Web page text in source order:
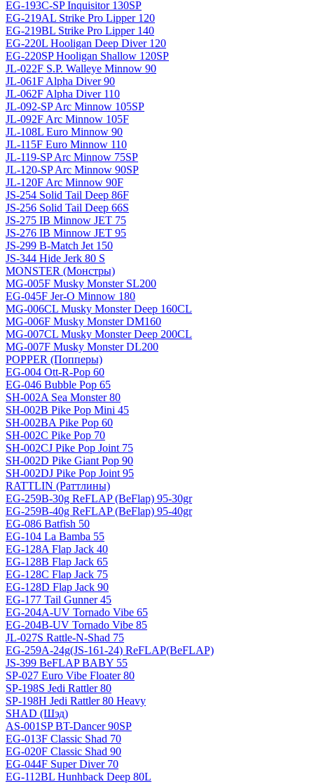
EG-193C-SP Inquisitor 130SP
EG-219AL Strike Pro Lipper 120
EG-219BL Strike Pro Lipper 140
EG-220L Hooligan Deep Diver 120
EG-220SP Hooligan Shallow 120SP
JL-022F S.P. Walleye Minnow 90
JL-061F Alpha Diver 90
JL-062F Alpha Diver 110
JL-092-SP Arc Minnow 105SP
JL-092F Arc Minnow 105F
JL-108L Euro Minnow 90
JL-115F Euro Minnow 110
JL-119-SP Arc Minnow 75SP
JL-120-SP Arc Minnow 90SP
JL-120F Arc Minnow 90F
JS-254 Solid Tail Deep 86F
JS-256 Solid Tail Deep 66S
JS-275 IB Minnow JET 75
JS-276 IB Minnow JET 95
JS-299 B-Match Jet 150
JS-344 Hide Jerk 80 S
MONSTER (Монстры)
MG-005F Musky Monster SL200
EG-045F Jer-O Minnow 180
MG-006CL Musky Monster Deep 160CL
MG-006F Musky Monster DM160
MG-007CL Musky Monster Deep 200CL
MG-007F Musky Monster DL200
POPPER (Попперы)
EG-004 Ott-R-Pop 60
EG-046 Bubble Pop 65
SH-002A Sea Monster 80
SH-002B Pike Pop Mini 45
SH-002BA Pike Pop 60
SH-002C Pike Pop 70
SH-002CJ Pike Pop Joint 75
SH-002D Pike Giant Pop 90
SH-002DJ Pike Pop Joint 95
RATTLIN (Раттлины)
EG-259B-30g ReFLAP (BeFlap) 95-30gr
EG-259B-40g ReFLAP (BeFlap) 95-40gr
EG-086 Batfish 50
EG-104 La Bamba 55
EG-128A Flap Jack 40
EG-128B Flap Jack 65
EG-128C Flap Jack 75
EG-128D Flap Jack 90
EG-177 Tail Gunner 45
EG-204A-UV Tornado Vibe 65
EG-204B-UV Tornado Vibe 85
JL-027S Rattle-N-Shad 75
EG-259A-24g(JS-161-24) ReFLAP(BeFLAP)
JS-399 BeFLAP BABY 55
SP-027 Euro Vibe Floater 80
SP-198S Jedi Rattler 80
SP-198H Jedi Rattler 80 Heavy
SHAD (Шэд)
AS-001SP BT-Dancer 90SP
EG-013F Classic Shad 70
EG-020F Classic Shad 90
EG-044F Super Diver 70
EG-112BL Hunhback Deep 80L